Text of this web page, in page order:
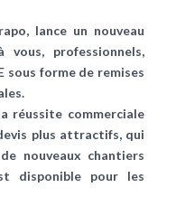
lance un nouveau
professionnels,
sous forme de remises
réussite commerciale
plus attractifs, qui
nouveaux chantiers
disponible pour les